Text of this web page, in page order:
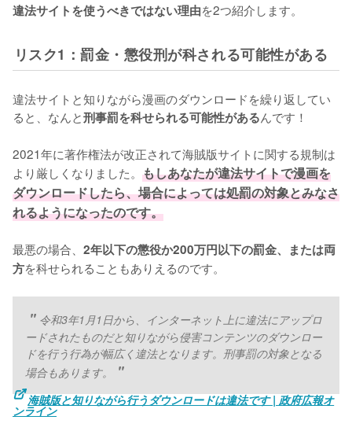
違法サイトを使うべきではない理由を2つ紹介します。
リスク1：罰金・懲役刑が科される可能性がある
違法サイトと知りながら漫画のダウンロードを繰り返してい
ると、なんと刑事罰を科せられる可能性があるんです！
2021年に著作権法が改正されて海賊版サイトに関する規制は
より厳しくなりました。 もしあなたが違法サイトで漫画を
ダウンロードしたら、場合によっては処罰の対象とみなさ
れるようになったのです。
最悪の場合、 2年以下の懲役か200万円以下の罰金、または両
方を科せられることもありえるのです。
令和3年1月1日から、インターネット上に違法にアップロ
ードされたものだと知りながら侵害コンテンツのダウンロー
ドを行う行為が幅広く違法となります。刑事罰の対象となる
場合もあります。
海賊版と知りながら行うダウンロードは違法です | 政府広報オ
ンライン